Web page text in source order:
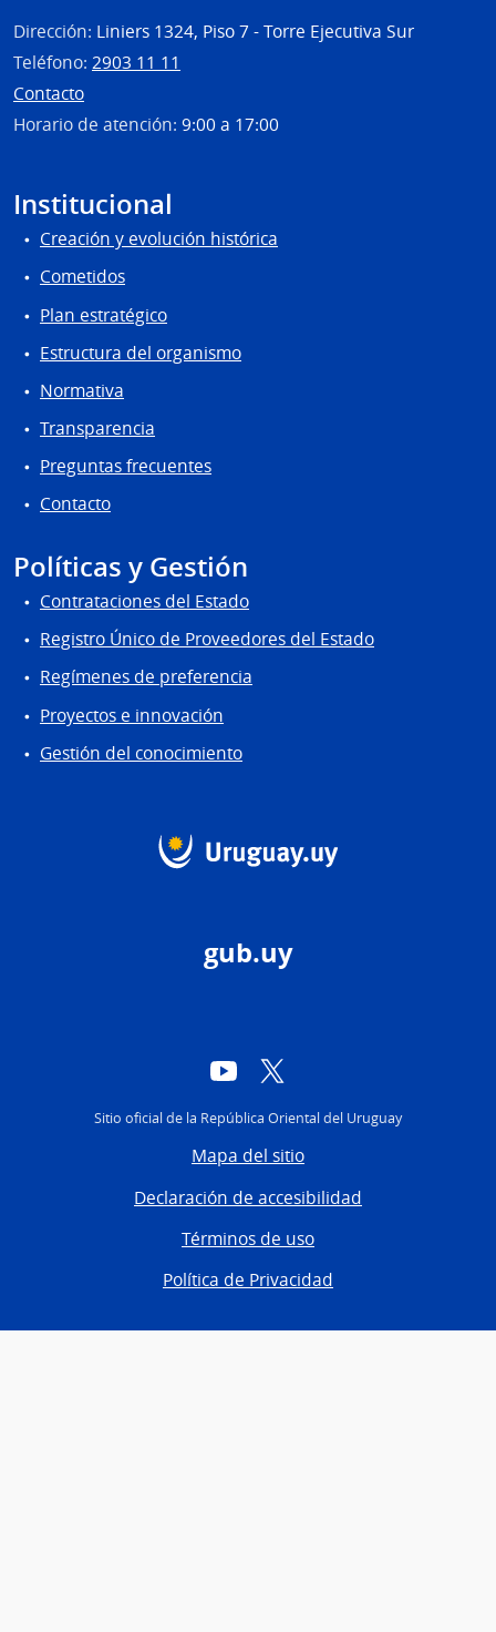
Dirección: Liniers 1324, Piso 7 - Torre Ejecutiva Sur
Teléfono: 2903 11 11
Contacto
Horario de atención: 9:00 a 17:00
Institucional
Creación y evolución histórica
Cometidos
Plan estratégico
Estructura del organismo
Normativa
Transparencia
Preguntas frecuentes
Contacto
Políticas y Gestión
Contrataciones del Estado
Registro Único de Proveedores del Estado
Regímenes de preferencia
Proyectos e innovación
Gestión del conocimiento
gub.uy
YouTube
Sitio oficial de la República Oriental del Uruguay
Mapa del sitio
Declaración de accesibilidad
Términos de uso
Política de Privacidad